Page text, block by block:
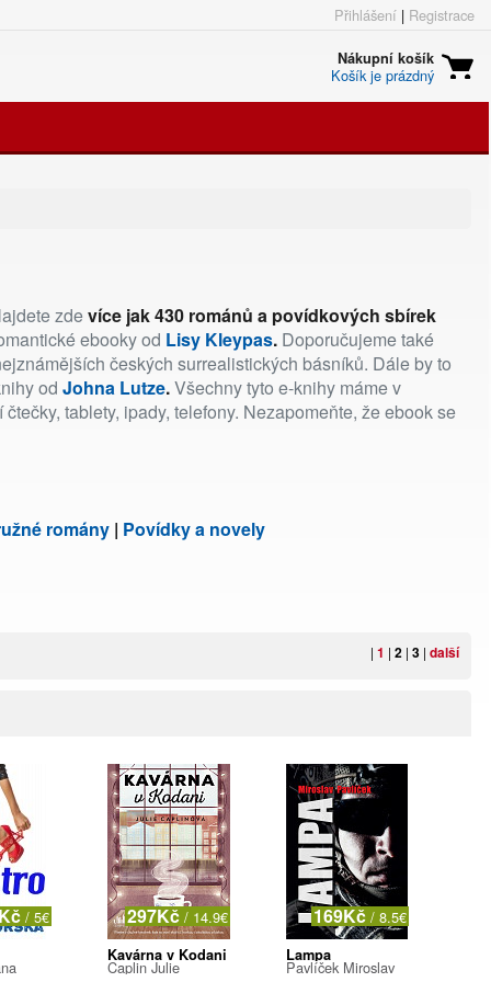
Přihlášení | Registrace
Nákupní košík
Košík je prázdný
zdevíce jak 430 románů a povídkových sbírek
ebooky od Lisy Kleypas. Doporučujeme také
českých surrealistických básníků. Dále by to
od Johna Lutze.Všechny tyto e-knihy máme v
tablety, ipady, telefony. Nezapomeňte, že ebook se
romány | Povídky a novely
| 1 | 2 | 3 | další
/ 5€ 297Kč / 14.9€
Kavárna v Kodani
Caplin Julie
169Kč / 8.5€
Lampa
Pavlíček Miroslav